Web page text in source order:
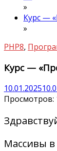
»
Курс —
»
PHP8,
Курс —
10.01.2025
Просмотров:
Массивы в